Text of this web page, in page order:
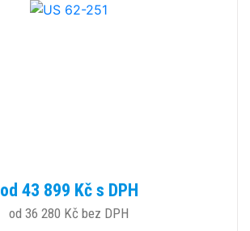
od 43 899 Kč s DPH
od 36 280 Kč bez DPH